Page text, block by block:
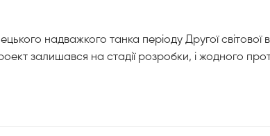
надважкого танка періоду Другої світової
залишався на стадії розробки, і жодного